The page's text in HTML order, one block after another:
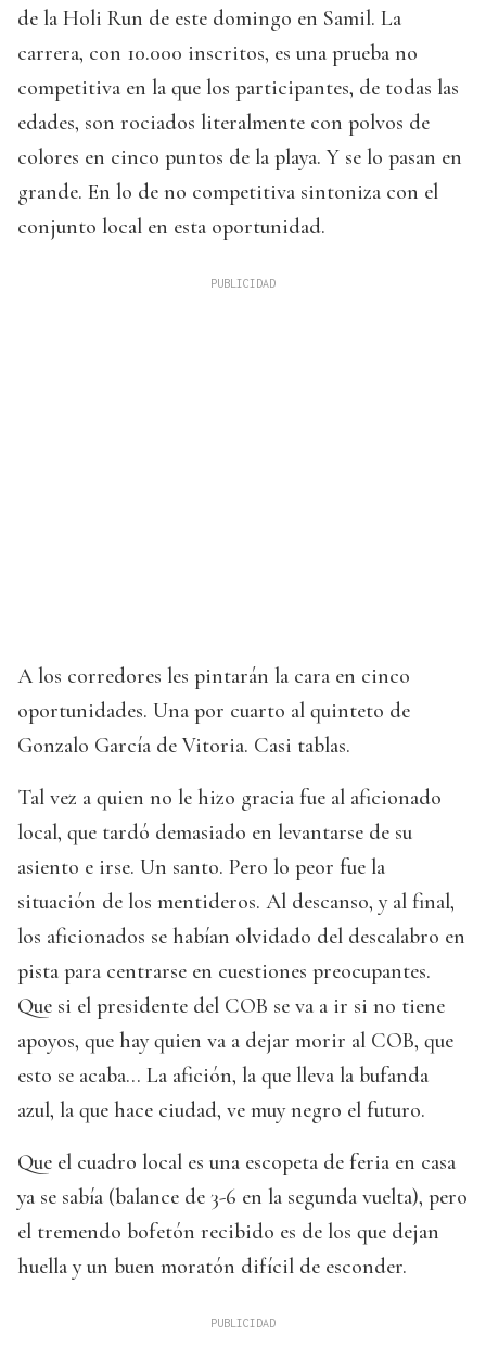
de la Holi Run de este domingo en Samil. La
carrera, con 10.000 inscritos, es una prueba no
competitiva en la que los participantes, de todas las
edades, son rociados literalmente con polvos de
colores en cinco puntos de la playa. Y se lo pasan en
grande. En lo de no competitiva sintoniza con el
conjunto local en esta oportunidad.
A los corredores les pintarán la cara en cinco
oportunidades. Una por cuarto al quinteto de
Gonzalo García de Vitoria. Casi tablas.
Tal vez a quien no le hizo gracia fue al aficionado
local, que tardó demasiado en levantarse de su
asiento e irse. Un santo. Pero lo peor fue la
situación de los mentideros. Al descanso, y al final,
los aficionados se habían olvidado del descalabro en
pista para centrarse en cuestiones preocupantes.
Que si el presidente del COB se va a ir si no tiene
apoyos, que hay quien va a dejar morir al COB, que
esto se acaba... La afición, la que lleva la bufanda
azul, la que hace ciudad, ve muy negro el futuro.
Que el cuadro local es una escopeta de feria en casa
ya se sabía (balance de 3-6 en la segunda vuelta), pero
el tremendo bofetón recibido es de los que dejan
huella y un buen moratón difícil de esconder.